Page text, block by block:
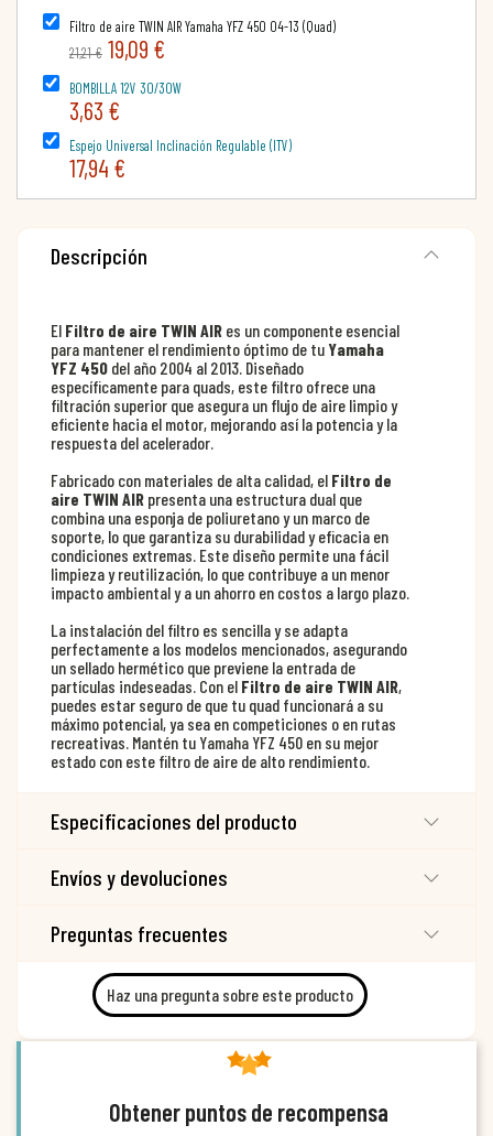
Filtro de aire TWIN AIR Yamaha YFZ 450 04-13 (Quad)
21,21 € 19,09 €
BOMBILLA 12V 30/30W
3,63 €
Espejo Universal Inclinación Regulable (ITV)
17,94 €
Descripción
El Filtro de aire TWIN AIR es un componente esencial
para mantener el rendimiento óptimo de tuYamaha
YFZ 450 del año 2004 al 2013. Diseñado
específicamente para quads, este filtro ofrece una
filtración superior que asegura un flujo de aire limpio y
eficiente hacia el motor, mejorando así la potencia y la
respuesta del acelerador.
Fabricado con materiales de alta calidad, el Filtro de
aire TWIN AIR presenta una estructura dual que
combina una esponja de poliuretano y un marco de
soporte, lo que garantiza su durabilidad y eficacia en
condiciones extremas. Este diseño permite una fácil
limpieza y reutilización, lo que contribuye a un menor
impacto ambiental y a un ahorro en costos a largo plazo.
La instalación del filtro es sencilla y se adapta
perfectamente a los modelos mencionados, asegurando
un sellado hermético que previene la entrada de
partículas indeseadas. Con el Filtro de aire TWIN AIR,
puedes estar seguro de que tu quad funcionará a su
máximo potencial, ya sea en competiciones o en rutas
recreativas. Mantén tu Yamaha YFZ 450 en su mejor
estado con este filtro de aire de alto rendimiento.
Especificaciones del producto
Envíos y devoluciones
Preguntas frecuentes
Haz una pregunta sobre este producto
Obtener puntos de recompensa